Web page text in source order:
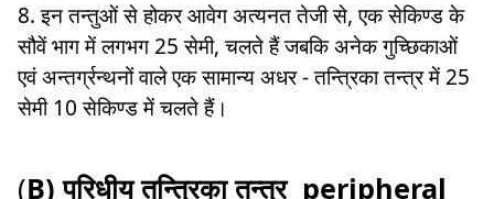
8. इन तन्तुओं से होकर आवेग अत्यनत तेजी से, एक सेकिण्ड के
सौवें भाग में लगभग 25 सेमी, चलते हैं जबकि अनेक गुच्छिकाओं
एवं अन्तर्ग्रन्थनों वाले एक सामान्य अधर - तन्त्रिका तन्त्र में 25
सेमी 10 सेकिण्ड में चलते हैं।
(B) परिधीय तन्त्रिका तन्त्र peripheral